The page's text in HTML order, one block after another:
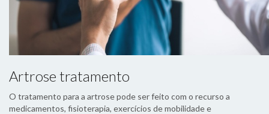
Artrose tratamento
O tratamento para a artrose pode ser feito com o recurso a
medicamentos, fisioterapia, exercícios de mobilidade e